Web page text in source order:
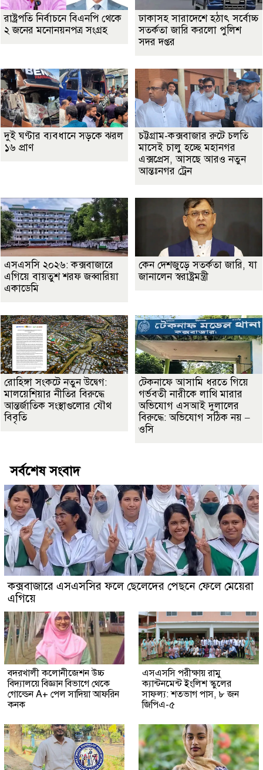
রাষ্ট্রপতি নির্বাচনে বিএনপি থেকে
২ জনের মনোনয়নপত্র সংগ্রহ
ঢাকাসহ সারাদেশে হঠাৎ সর্বোচ্চ
সতর্কতা জা‌রি করলো পুলিশ
সদর দপ্তর
দুই ঘণ্টার ব্যবধানে সড়কে ঝরল
১৬ প্রাণ
চট্টগ্রাম-কক্সবাজার রুটে চলতি
মাসেই চালু হচ্ছে মহানগর
এক্সপ্রেস, আসছে আরও নতুন
আন্তঃনগর ট্রেন
এসএসসি ২০২৬: কক্সবাজারে
এগিয়ে বায়তুশ শরফ জব্বারিয়া
একাডেমি
কেন দেশজুড়ে সতর্কতা জারি, যা
জানালেন স্বরাষ্ট্রমন্ত্রী
রোহিঙ্গা সংকটে নতুন উদ্বেগ:
মালয়েশিয়ার নীতির বিরুদ্ধে
আন্তর্জাতিক সংস্থাগুলোর যৌথ
বিবৃতি
টেকনাফে আসামি ধরতে গিয়ে
গর্ভবতী নারীকে লাথি মারার
অভিযোগ এসআই দুলালের
বিরুদ্ধে: অভিযোগ সঠিক নয় –
ওসি
সর্বশেষ সংবাদ
কক্সবাজারে এসএসসির ফলে ছেলেদের পেছনে ফেলে মেয়েরা
এগিয়ে
বদরখালী কলোনীজেশন উচ্চ
বিদ্যালয়ে বিজ্ঞান বিভাগে থেকে
গোল্ডেন A+ পেল সাদিয়া আফরিন
কনক
‎এসএসসি পরীক্ষায় রামু
ক্যান্টনমেন্ট ইংলিশ স্কুলের
সাফল্য: শতভাগ পাস, ৮ জন
জিপিএ-৫ ‎